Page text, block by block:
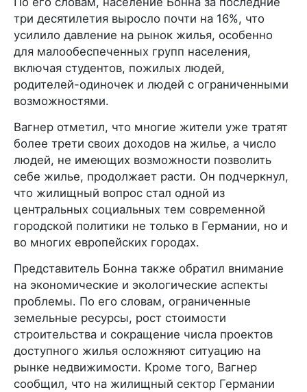
три десятилетия выросло почти на 16%, что
усилило давление на рынок жилья, особенно
для малообеспеченных групп населения,
включая студентов, пожилых людей,
родителей-одиночек и людей с ограниченными
возможностями.
Вагнер отметил, что многие жители уже тратят
более трети своих доходов на жилье, а число
людей, не имеющих возможности позволить
себе жилье, продолжает расти. Он подчеркнул,
что жилищный вопрос стал одной из
центральных социальных тем современной
городской политики не только в Германии, но и
во многих европейских городах.
Представитель Бонна также обратил внимание
на экономические и экологические аспекты
проблемы. По его словам, ограниченные
земельные ресурсы, рост стоимости
строительства и сокращение числа проектов
доступного жилья осложняют ситуацию на
рынке недвижимости. Кроме того, Вагнер
сообщил, что на жилищный сектор Германии